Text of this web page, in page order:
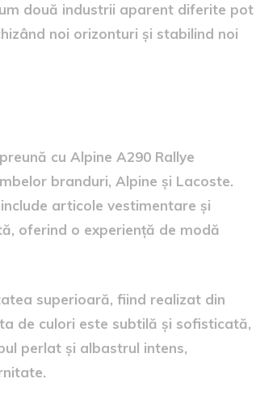
două industrii aparent diferite pot
noi orizonturi și stabilind noi
cu Alpine A290 Rallye
branduri, Alpine și Lacoste.
articole vestimentare și
oferind o experiență de modă
superioară, fiind realizat din
de culori este subtilă și sofisticată,
perlat și albastrul intens,